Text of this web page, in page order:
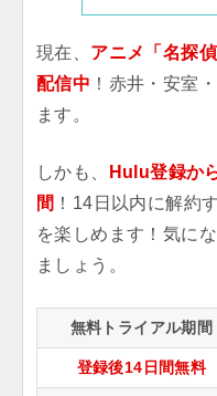
現在、 アニメ「名探
配信中 ！赤井・安室
ます。
しかも、
Hulu登録か
間 ！14日以内に解約
を楽しめます！気に
ましょう。
無料トライアル期間
登録後14日間無料